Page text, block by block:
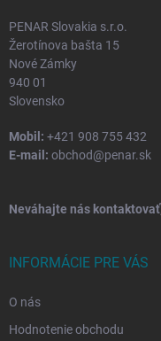
PENAR Slovakia s.r.o.
Žerotínova bašta 15
Nové Zámky
940 01
Slovensko
Mobil: +421 908 755 432
E-mail: obchod@penar.sk
Neváhajte nás
INFORMÁCIE PRE VÁS
O nás
Hodnotenie obchodu